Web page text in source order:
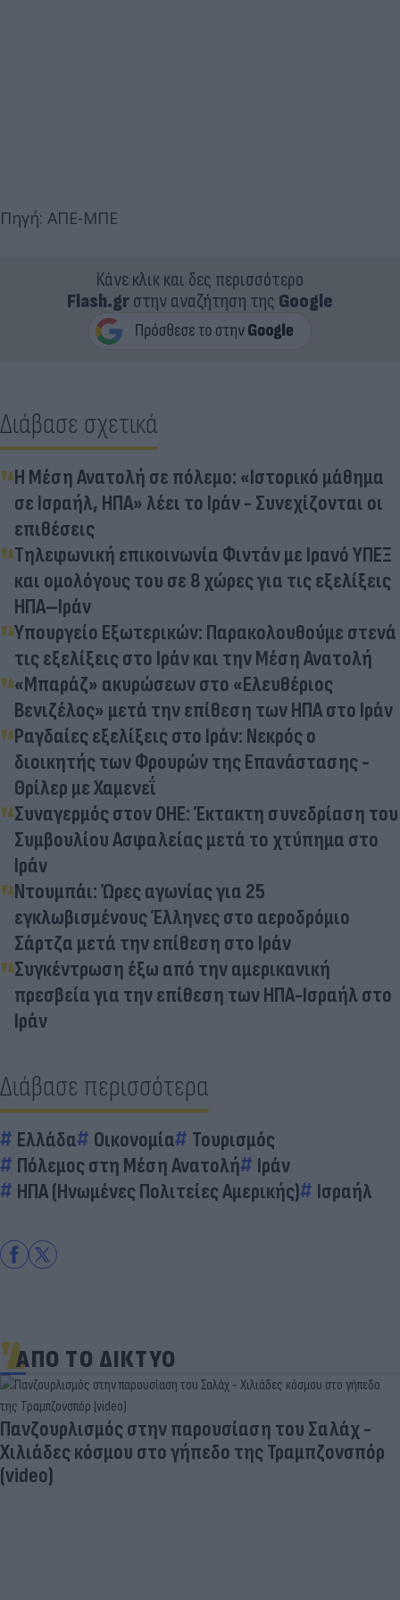
Πηγή: ΑΠΕ-ΜΠΕ
Κάνε κλικ και δες περισσότερο
Flash.grστην αναζήτηση της Google
Διάβασε σχετικά
Η Μέση Ανατολή σε πόλεμο: «Ιστορικό μάθημα
σε Ισραήλ, ΗΠΑ» λέει το Ιράν - Συνεχίζονται οι
επιθέσεις
Τηλεφωνική επικοινωνία Φιντάν με Ιρανό ΥΠΕΞ
και ομολόγους του σε 8 χώρες για τις εξελίξεις
ΗΠΑ–Ιράν
Υπουργείο Εξωτερικών: Παρακολουθούμε στενά
τις εξελίξεις στο Ιράν και την Μέση Ανατολή
«Μπαράζ» ακυρώσεων στο «Ελευθέριος
Βενιζέλος» μετά την επίθεση των ΗΠΑ στο Ιράν
Ραγδαίες εξελίξεις στο Ιράν: Νεκρός ο
διοικητής των Φρουρών της Επανάστασης -
Θρίλερ με Χαμενεΐ
Συναγερμός στον ΟΗΕ: Έκτακτη συνεδρίαση του
Συμβουλίου Ασφαλείας μετά το χτύπημα στο
Ιράν
Ντουμπάι: Ώρες αγωνίας για 25
εγκλωβισμένους Έλληνες στο αεροδρόμιο
Σάρτζα μετά την επίθεση στο Ιράν
Συγκέντρωση έξω από την αμερικανική
πρεσβεία για την επίθεση των ΗΠΑ-Ισραήλ στο
Ιράν
Διάβασε περισσότερα
Ελλάδα Οικονομία
Τουρισμός
Πόλεμος στη Μέση Ανατολή
Ιράν
ΗΠΑ (Ηνωμένες Πολιτείες Αμερικής)
Ισραήλ
ΑΠΟ ΤΟ ΔΙΚΤΥΟ
Πανζουρλισμός στην παρουσίαση του Σαλάχ -
Χιλιάδες κόσμου στο γήπεδο της Τραμπζονσπόρ
(video)